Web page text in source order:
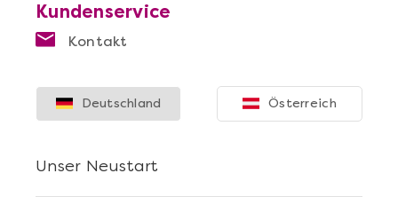
Kundenservice
Kontakt
Unser Neustart
Deutschland Österreich